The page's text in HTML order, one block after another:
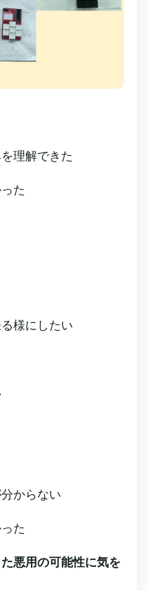
理解できた
た
様にしたい
からない
た
悪用の可能性に気を